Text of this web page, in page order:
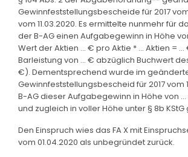
Gewinnfeststellungsbescheide für 2017
vom 11.03.2020. Es ermittelte nunmehr für
der B-AG einen Aufgabegewinn in Höhe
Wert der Aktien ... € pro Aktie * ... Aktien =
Barleistung von ... € abzüglich Buchwert
€). Dementsprechend wurde im
Gewinnfeststellungsbescheid für 2017 vom
B-AG dieser Aufgabegewinn in Höhe von
und zugleich in voller Höhe unter § 8b KStG
Den Einspruch wies das FA X mit
vom 01.04.2020 als unbegründet zurück.